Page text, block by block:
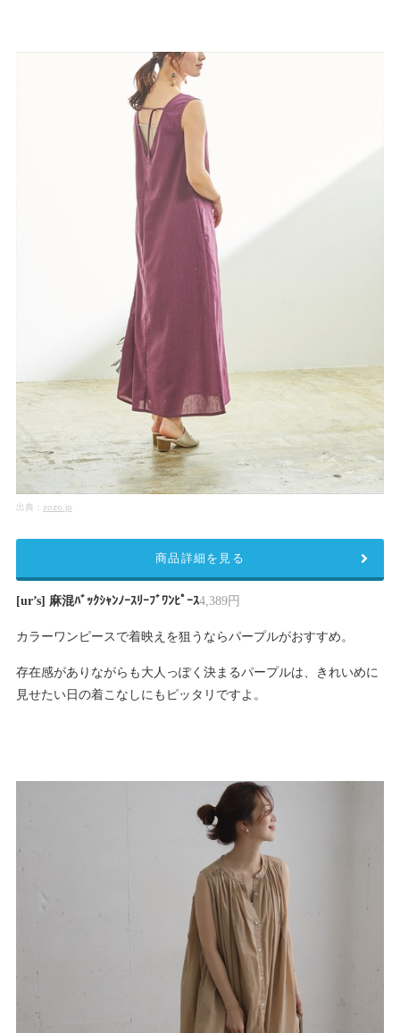
出典： zozo.jp
[ur’s] 麻混ﾊﾞｯｸｼｬﾝﾉｰｽﾘｰﾌﾞﾜﾝﾋﾟｰｽ4,389円
カラーワンピースで着映えを狙うならパープルがおすすめ。
存在感がありながらも大人っぽく決まるパープルは、きれいめに
見せたい日の着こなしにもピッタリですよ。
商品詳細を見る